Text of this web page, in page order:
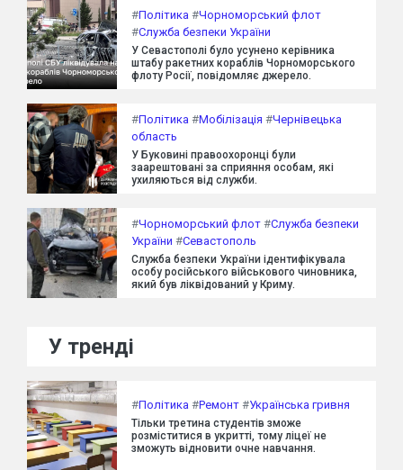
#Політика #Чорноморський флот
#Служба безпеки України
У Севастополі було усунено керівника
штабу ракетних кораблів Чорноморського
флоту Росії, повідомляє джерело.
#Політика #Мобілізація #Чернівецька
область
У Буковині правоохоронці були
заарештовані за сприяння особам, які
ухиляються від служби.
#Чорноморський флот #Служба безпеки
України #Севастополь
Служба безпеки України ідентифікувала
особу російського військового чиновника,
який був ліквідований у Криму.
У тренді
#Політика #Ремонт #Українська гривня
Тільки третина студентів зможе
розміститися в укритті, тому ліцеї не
зможуть відновити очне навчання.